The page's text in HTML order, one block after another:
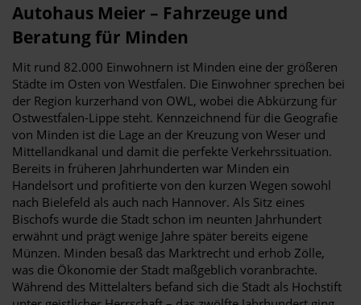
Autohaus Meier – Fahrzeuge und
Beratung für Minden
Mit rund 82.000 Einwohnern ist Minden eine der größeren
Städte im Osten von Westfalen. Die Einwohner sprechen bei
der Region kurzerhand von OWL, wobei die Abkürzung für
Ostwestfalen-Lippe steht. Kennzeichnend für die Geografie
von Minden ist die Lage an der Kreuzung von Weser und
Mittellandkanal und damit die perfekte Verkehrssituation.
Bereits in früheren Jahrhunderten war Minden ein
Handelsort und profitierte von den kurzen Wegen sowohl
nach Bielefeld als auch nach Hannover. Als Sitz eines
Bischofs wurde die Stadt schon im neunten Jahrhundert
erwähnt und prägt wenige Jahre später bereits eigene
Münzen. Minden besaß das Marktrecht und erhob Zölle,
was die Ökonomie der Stadt maßgeblich voranbrachte.
Während des Mittelalters befand sich die Stadt als Hochstift